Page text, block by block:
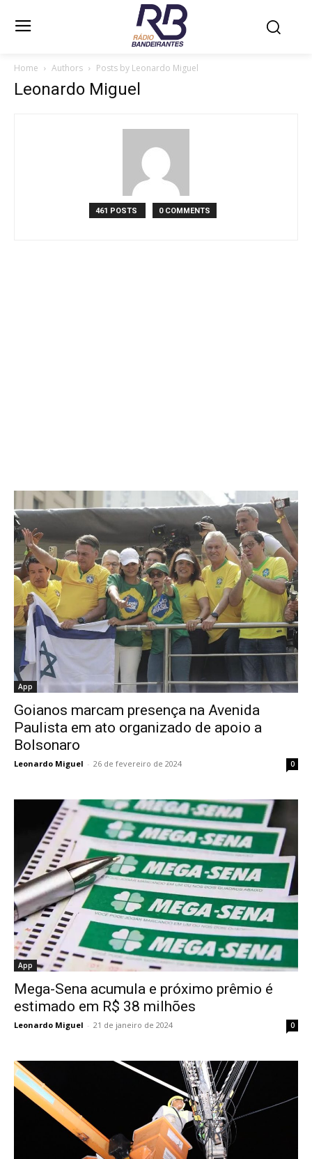
Home Authors Posts by Leonardo Miguel
Leonardo Miguel
461 POSTS 0 COMMENTS
App
Goianos marcam presença na Avenida
Paulista em ato organizado de apoio a
Bolsonaro
Leonardo Miguel - 26 de fevereiro de 2024 0
App
Mega-Sena acumula e próximo prêmio é
estimado em R$ 38 milhões
Leonardo Miguel - 21 de janeiro de 2024 0